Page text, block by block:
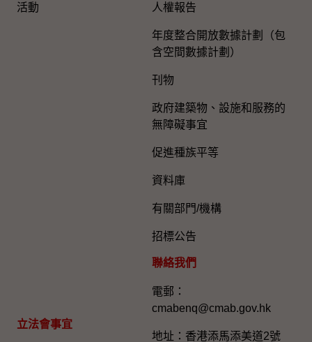
活動
立法會事宜
人權報告
年度整合開放數據計劃（包
含空間數據計劃）
刊物
政府建築物、設施和服務的
無障礙事宜
促進種族平等
資料庫
有關部門/機構
招標公告
聯絡我們
電郵：
cmabenq@cmab.gov.hk​
地址：香港添馬添美道2號